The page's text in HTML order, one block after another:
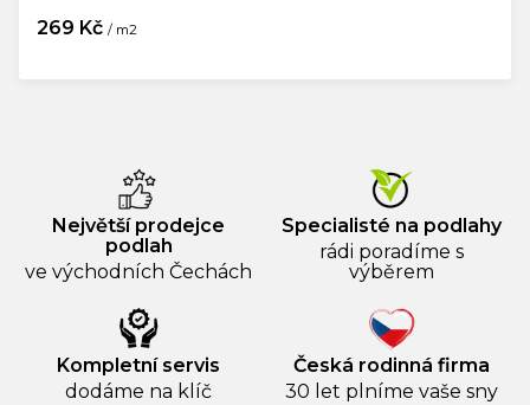
269 Kč / m2
Největší prodejce
podlah
ve východních Čechách
Specialisté na podlahy
rádi poradíme s
výběrem
Kompletní servis
dodáme na klíč
Česká rodinná firma
30 let plníme vaše sny